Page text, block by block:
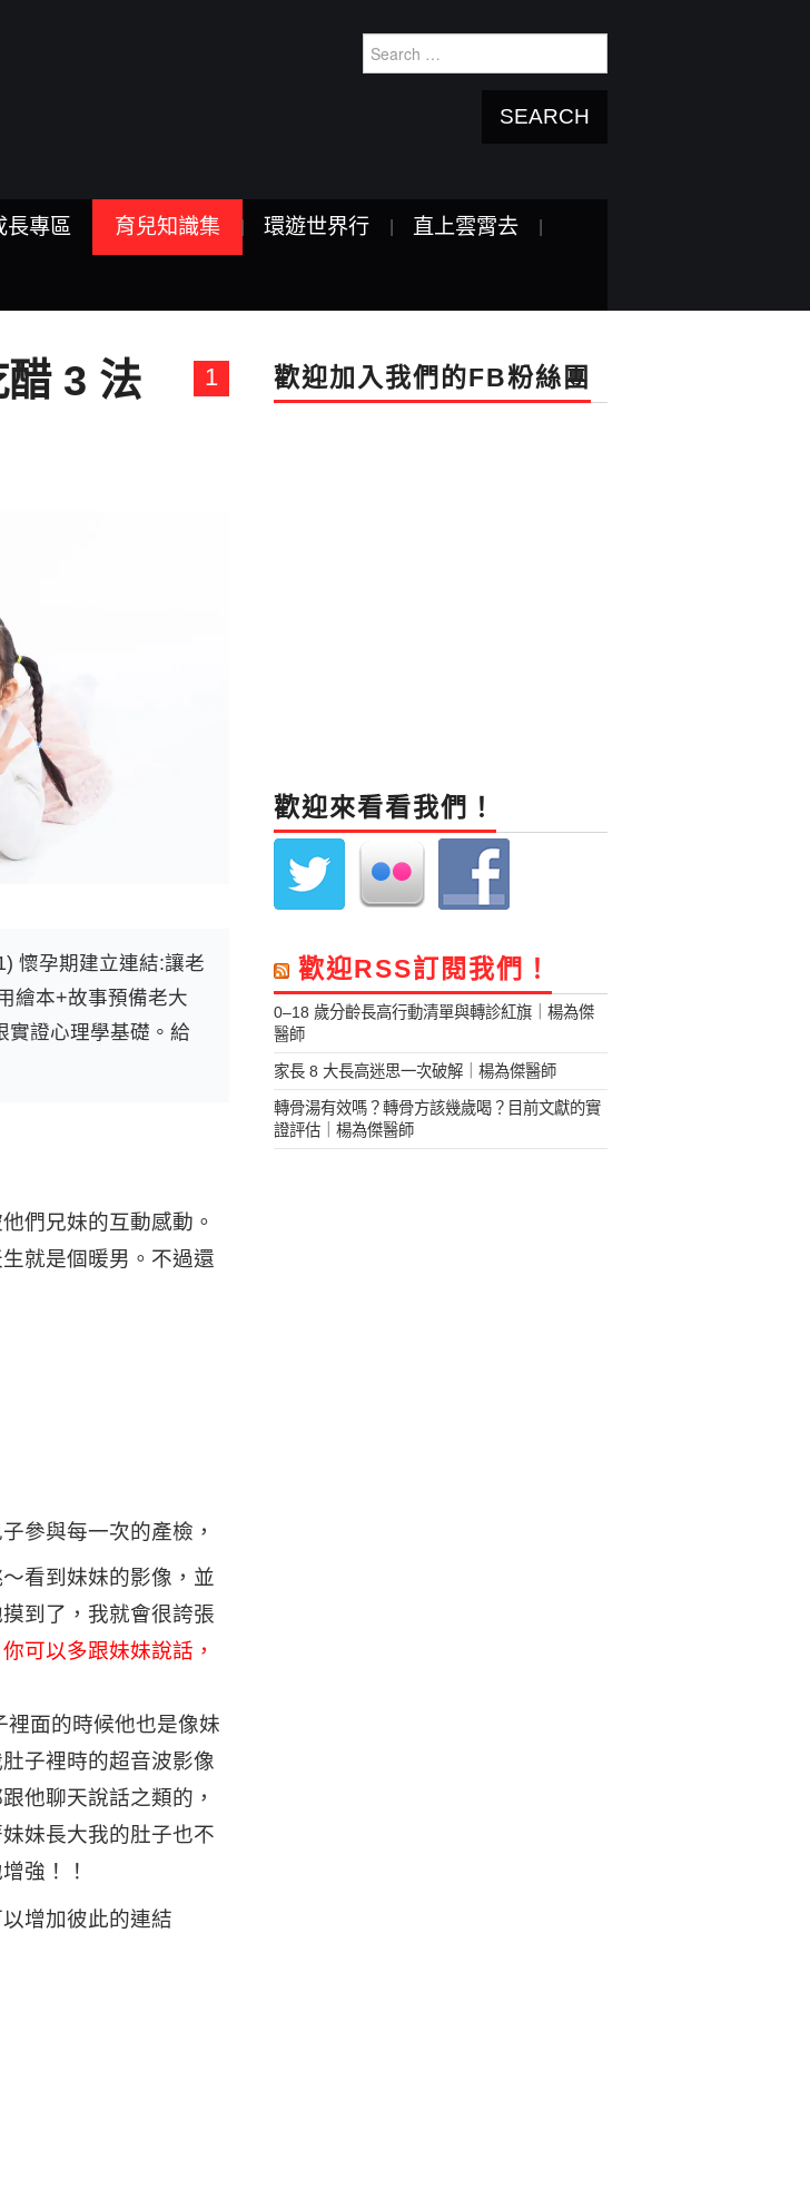
for:
長專區 育兒知識集 環遊世界行 直上雲霄去
1
3 法
懷孕期建立連結:讓老
繪本+故事預備老大
證心理學基礎。給
們兄妹的互動感動。
就是個暖男。不過還
參與每一次的產檢，
看到妹妹的影像，並
到了，我就會很誇張
可以多跟妹妹說話，
裡面的時候他也是像妹
子裡時的超音波影像
他聊天說話之類的，
妹長大我的肚子也不
強！！
增加彼此的連結
歡迎加入我們的FB粉絲團
歡迎來看看我們！
歡迎RSS訂閱我們！
0–18 歲分齡長高行動清單與轉診紅旗｜楊為傑
醫師
家長 8 大長高迷思一次破解｜楊為傑醫師
轉骨湯有效嗎？轉骨方該幾歲喝？目前文獻的實
證評估｜楊為傑醫師